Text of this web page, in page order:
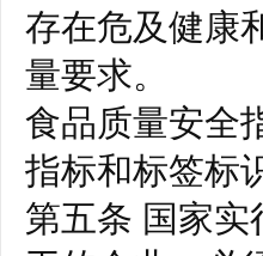
存在危及健康
量要求。
食品质量安全
指标和标签标
第五条 国家